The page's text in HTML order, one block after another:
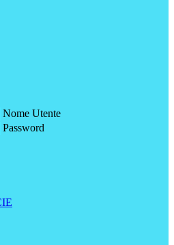
Nome Utente
Password